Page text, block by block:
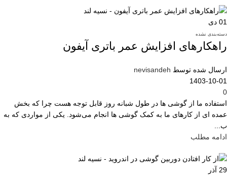
01 دی
دسته‌بندی نشده
راهکارهای افزایش عمر باتری آیفون
ارسال شده توسط nevisandeh
1403-10-01
0
استفاده ما از گوشی ها در طول شبانه روز قابل توجه هست چرا که بخش
عمده ای از کارهای ما به کمک گوشی ها انجام می‌شود. یکی از مواردی که به
ب...
ادامه مطلب
29 آذر